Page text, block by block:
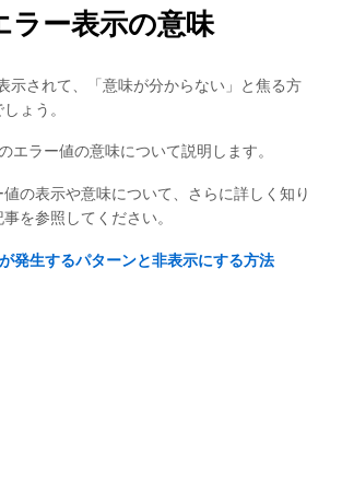
ラー表示の意味
示されて、「意味が分からない」と焦る方
ょう。
エラー値の意味について説明します。
の表示や意味について、さらに詳しく知り
を参照してください。
発生するパターンと非表示にする方法